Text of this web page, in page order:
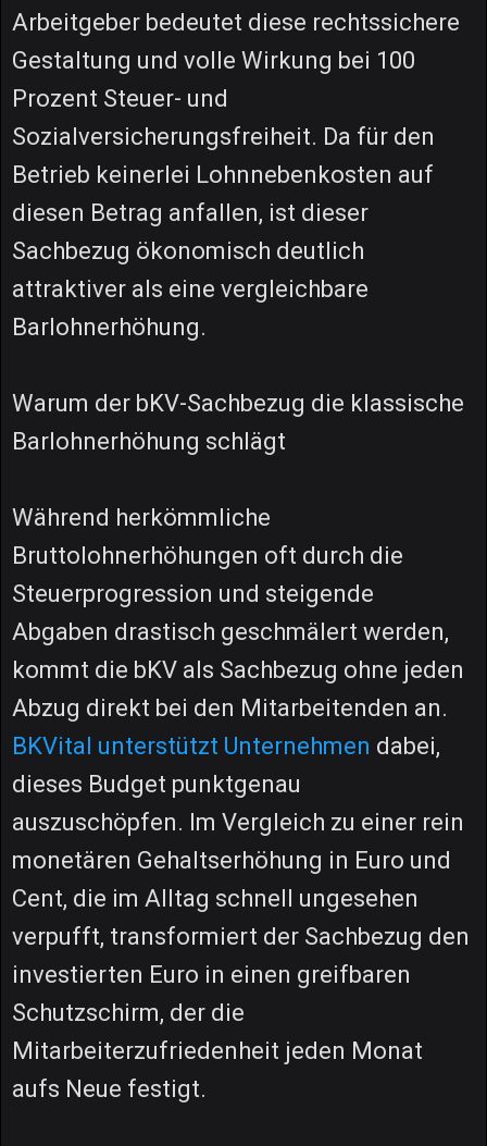
Arbeitgeber bedeutet diese rechtssichere
Gestaltung und volle Wirkung bei 100
Prozent Steuer- und
Sozialversicherungsfreiheit. Da für den
Betrieb keinerlei Lohnnebenkosten auf
diesen Betrag anfallen, ist dieser
Sachbezug ökonomisch deutlich
attraktiver als eine vergleichbare
Barlohnerhöhung.
Warum der bKV-Sachbezug die klassische
Barlohnerhöhung schlägt
Während herkömmliche
Bruttolohnerhöhungen oft durch die
Steuerprogression und steigende
Abgaben drastisch geschmälert werden,
kommt die bKV als Sachbezug ohne jeden
Abzug direkt bei den Mitarbeitenden an.
BKVital unterstützt Unternehmen dabei,
dieses Budget punktgenau
auszuschöpfen. Im Vergleich zu einer rein
monetären Gehaltserhöhung in Euro und
Cent, die im Alltag schnell ungesehen
verpufft, transformiert der Sachbezug den
investierten Euro in einen greifbaren
Schutzschirm, der die
Mitarbeiterzufriedenheit jeden Monat
aufs Neue festigt.